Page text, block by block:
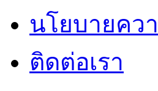
นโยบายคว
ติดต่อเรา